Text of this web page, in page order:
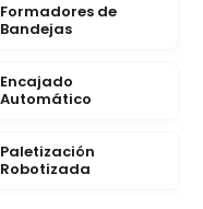
Formadores de
Bandejas
Encajado
Automático
Paletización
Robotizada